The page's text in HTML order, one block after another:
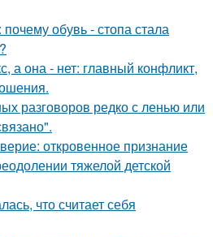
обувь - стопа стала
а она - нет: главный конфликт,
разговоров редко с ленью или
откровенное признание
тяжелой детской
что считает себя